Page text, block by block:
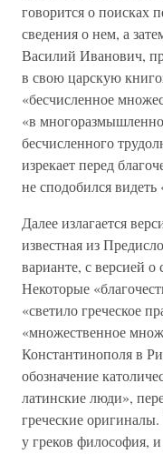
говорится о поисках
сведения о нем, а
Василий Иванович,
в свою царскую
«бесчисленное
«в
бесчисленного
изрекает перед
не сподобился
Далее излагается
известная из
варианте, с версией
Некоторые
«светило греческое
«множественное
Константинополя в
обозначение
латинские люди»,
греческие
у греков философия,